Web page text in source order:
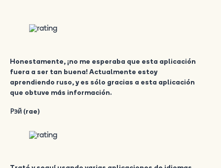
Honestamente, ¡no me esperaba que esta aplicación
fuera a ser tan buena! Actualmente estoy
aprendiendo ruso, y es sólo gracias a esta aplicación
que obtuve más información.
Рэй (rae)